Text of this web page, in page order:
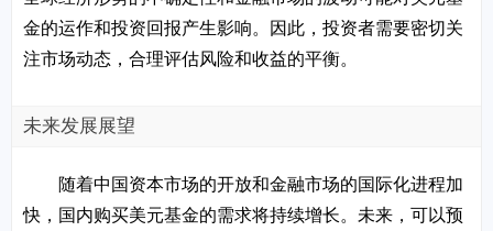
金的运作和投资回报产生影响。因此，投资者需要密切关
注市场动态，合理评估风险和收益的平衡。
未来发展展望
随着中国资本市场的开放和金融市场的国际化进程加
快，国内购买美元基金的需求将持续增长。未来，可以预